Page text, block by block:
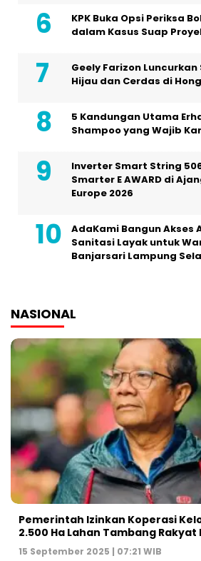
KPK Buka Opsi Periksa
dalam Kasus Suap
Geely Farizon
Hijau dan Cerdas di
5 Kandungan Utama
Shampoo yang Wajib
Inverter Smart String
Smarter E AWARD di
Europe 2026
AdaKami Bangun Akses
Sanitasi Layak untuk
Banjarsari Lampung
NASIONAL
Pemerintah Izinkan Koperasi
2.500 Ha Lahan Tambang Rakyat
15 September 2025 | 07:21 WIB